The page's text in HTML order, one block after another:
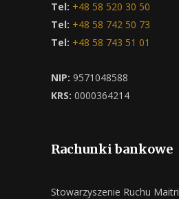
Tel: +48 58 520 30 50
Tel: +48 58 742 50 73
Tel: +48 58 743 51 01
NIP: 9571048588
KRS: 0000364214
Rachunki bankowe
Stowarzyszenie Ruchu Maitri